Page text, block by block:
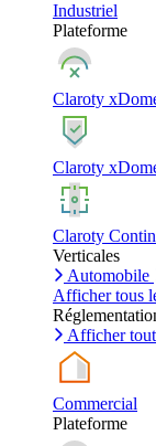
Industriel
Plateforme
Claroty
Claroty
Claroty
Verticales
Automobile
Afficher tous
Afficher
Commercial
Plateforme